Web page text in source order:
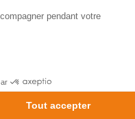
pendant votre
Tout accepter